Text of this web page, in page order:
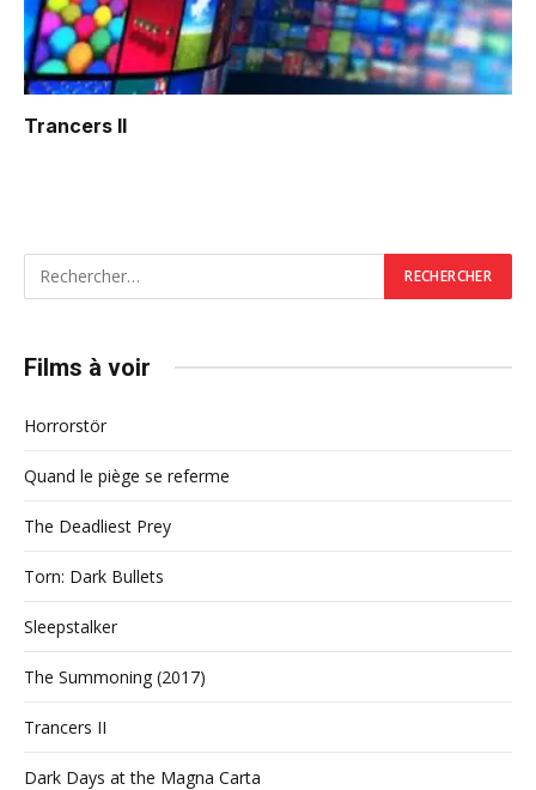
Trancers II
Films à voir
Horrorstör
Quand le piège se referme
The Deadliest Prey
Torn: Dark Bullets
Sleepstalker
The Summoning (2017)
Trancers II
Dark Days at the Magna Carta